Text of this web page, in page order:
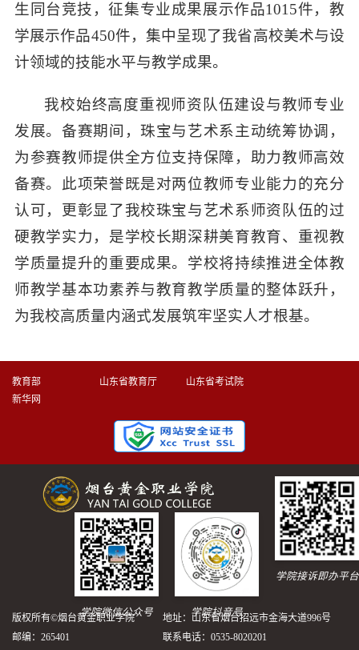
生同台竞技，征集专业成果展示作品1015件，教
学展示作品450件，集中呈现了我省高校美术与设
计领域的技能水平与教学成果。
我校始终高度重视师资队伍建设与教师专业
发展。备赛期间，珠宝与艺术系主动统筹协调，
为参赛教师提供全方位支持保障，助力教师高效
备赛。此项荣誉既是对两位教师专业能力的充分
认可，更彰显了我校珠宝与艺术系师资队伍的过
硬教学实力，是学校长期深耕美育教育、重视教
学质量提升的重要成果。学校将持续推进全体教
师教学基本功素养与教育教学质量的整体跃升，
为我校高质量内涵式发展筑牢坚实人才根基。
教育部 山东省教育厅
山东省考试院
新华网
学院接诉即办平台
学院抖音号
学院微信公众号
版权所有©烟台黄金职业学院
地址：山东省烟台招远市金海大道996号
邮编：265401
联系电话：0535-8020201